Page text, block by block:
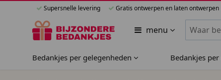
Supersnelle levering Gratis ontwerpen en laten ontwerpen
menu Zoeken
Bedankjes per gelegenheden Bedankjes